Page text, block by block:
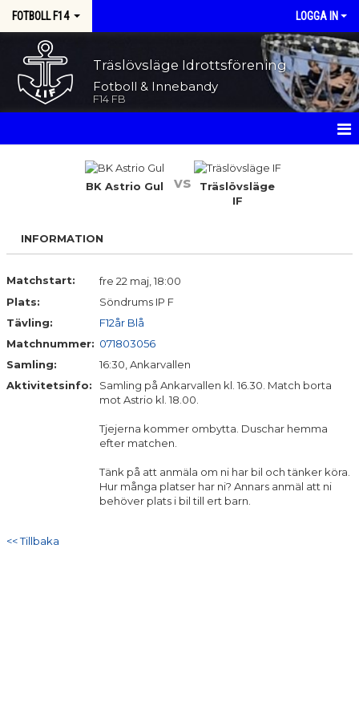
FOTBOLL F14 LOGGA IN
Träslövsläge Idrottsförening
Fotboll & Innebandy
F14 FB
TRUPPEN
DOKUMENT
BK Astrio Gul vs
Träslövsläge
IF
INFORMATION
Matchstart:
fre 22 maj, 18:00
Plats:
Söndrums IP F
Tävling:
F12år Blå
Matchnummer: 071803056
Samling:
16:30, Ankarvallen
Aktivitetsinfo:
Samling på Ankarvallen kl. 16.30. Match borta
mot Astrio kl. 18.00.
Tjejerna kommer ombytta. Duschar hemma
efter matchen.
Tänk på att anmäla om ni har bil och tänker köra.
Hur många platser har ni? Annars anmäl att ni
behöver plats i bil till ert barn.
<< Tillbaka